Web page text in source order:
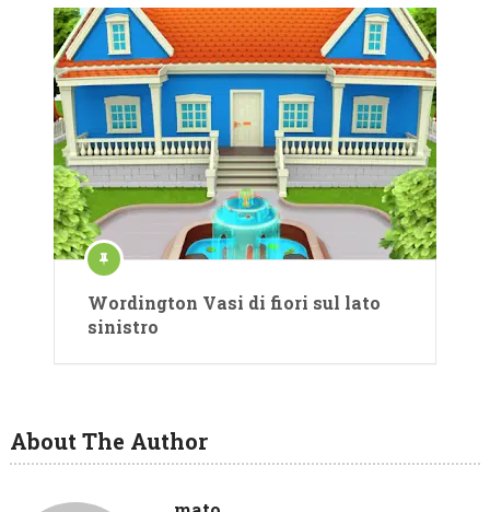
Wordington Vasi di fiori sul lato
sinistro
About The Author